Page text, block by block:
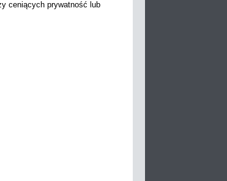
ceniących prywatność lub